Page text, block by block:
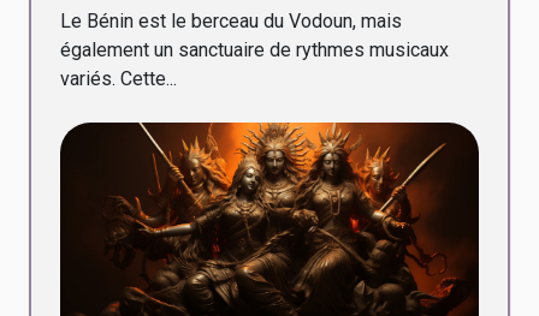
Le Bénin est le berceau du Vodoun, mais
également un sanctuaire de rythmes musicaux
variés. Cette...